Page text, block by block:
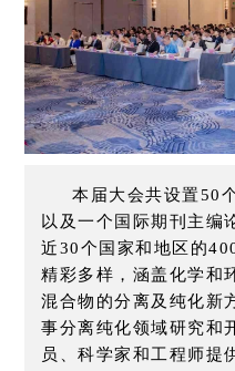
本届大会共设置50
以及一个国际期刊主编
近30个国家和地区的
精彩多样，涵盖化学和
混合物的分离及纯化新
事分离纯化领域研究和
员、科学家和工程师提